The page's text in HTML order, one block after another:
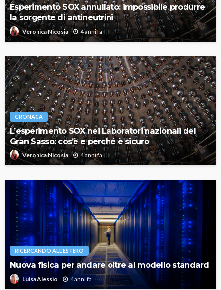
Esperimento SOX annullato: impossibile produrre
la sorgente di antineutrini
Veronica Nicosia 4 anni fa
CRONACA
L’esperimento SOX nei Laboratori nazionali del
Gran Sasso: cos’è e perché è sicuro
Veronica Nicosia 4 anni fa
RICERCANDO ALL'ESTERO
Nuova fisica per andare oltre al modello standard
Luisa Alessio 4 anni fa